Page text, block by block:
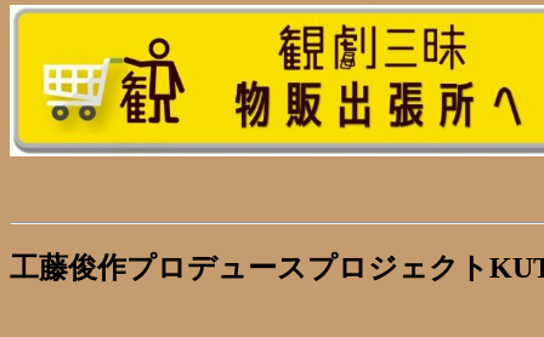
工藤俊作プロデュースプロジェクト